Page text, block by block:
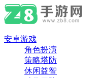
安卓游戏
角色扮演
策略塔防
休闲益智